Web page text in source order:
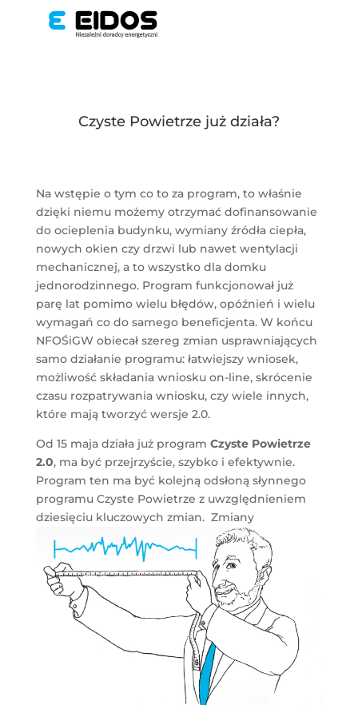
Czyste Powietrze już działa?
Na wstępie o tym co to za program, to właśnie
dzięki niemu możemy otrzymać dofinansowanie
do ocieplenia budynku, wymiany źródła ciepła,
nowych okien czy drzwi lub nawet wentylacji
mechanicznej, a to wszystko dla domku
jednorodzinnego. Program funkcjonował już
parę lat pomimo wielu błędów, opóźnień i wielu
wymagań co do samego beneficjenta. W końcu
NFOŚiGW obiecał szereg zmian usprawniających
samo działanie programu: łatwiejszy wniosek,
możliwość składania wniosku on-line, skrócenie
czasu rozpatrywania wniosku, czy wiele innych,
które mają tworzyć wersje 2.0.
Od 15 maja działa już program Czyste Powietrze
2.0, ma być przejrzyście, szybko i efektywnie.
Program ten ma być kolejną odsłoną słynnego
programu Czyste Powietrze z uwzględnieniem
dziesięciu kluczowych zmian. Zmiany